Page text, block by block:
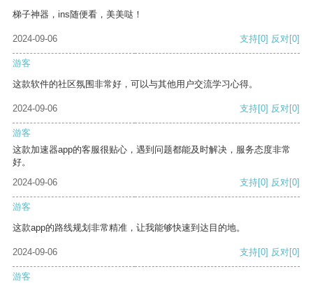
梯子神器，ins随便看，美美哒！
2024-09-06 支持[0] 反对[0]
游客
这款软件的社区氛围非常好，可以与其他用户交流学习心得。
2024-09-06 支持[0] 反对[0]
游客
这款加速器app的客服很贴心，遇到问题都能及时解决，服务态度非常
好。
2024-09-06
支持[0] 反对[0]
游客
这款app的路线规划非常精准，让我能够快速到达目的地。
2024-09-06 支持[0] 反对[0]
游客